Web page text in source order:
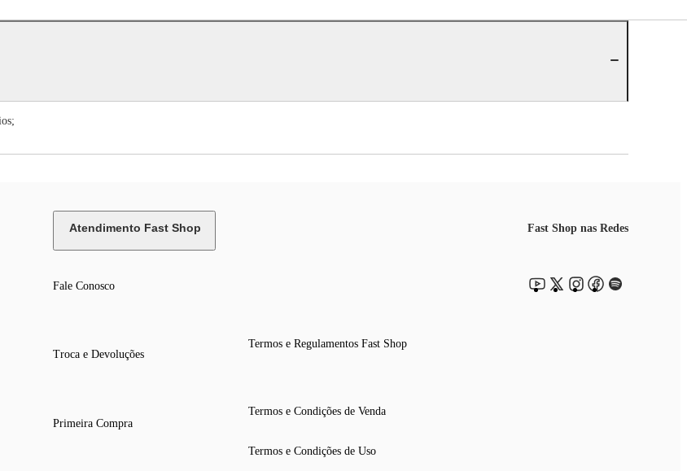
Atendimento Fast Shop
Fale Conosco
Troca e Devoluções
Primeira Compra
Termos e Regulamentos Fast Shop
Termos e Condições de Venda
Termos e Condições de Uso
Fast Shop nas Redes